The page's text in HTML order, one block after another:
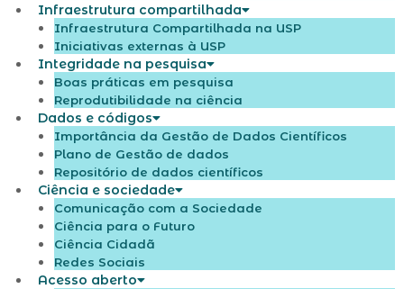
Infraestrutura compartilhada
Infraestrutura Compartilhada na USP​
Iniciativas externas à USP
Integridade na pesquisa
Boas práticas em pesquisa
Reprodutibilidade na ciência
Dados e códigos
Importância da Gestão de Dados Científicos
Plano de Gestão de dados
Repositório de dados científicos
Ciência e sociedade
Comunicação com a Sociedade
Ciência para o Futuro
Ciência Cidadã
Redes Sociais
Acesso aberto